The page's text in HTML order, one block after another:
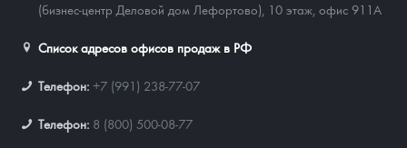
(бизнес-центр Деловой дом Лефортово), 10 этаж, офис 911А
Список адресов офисов продаж в РФ
Телефон: +7 (991) 238-77-07
Телефон: 8 (800) 500-08-77